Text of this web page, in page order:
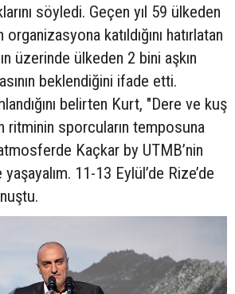
söyledi. Geçen yıl 59 ülkeden
katıldığını hatırlatan
üzerinde ülkeden 2 bini aşkın
beklendiğini ifade etti.
belirten Kurt, "Dere ve kuş
ritminin sporcuların temposuna
Kaçkar by UTMB’nin
11-13 Eylül’de Rize’de